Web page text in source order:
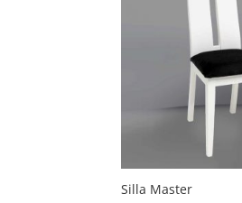
Silla Master